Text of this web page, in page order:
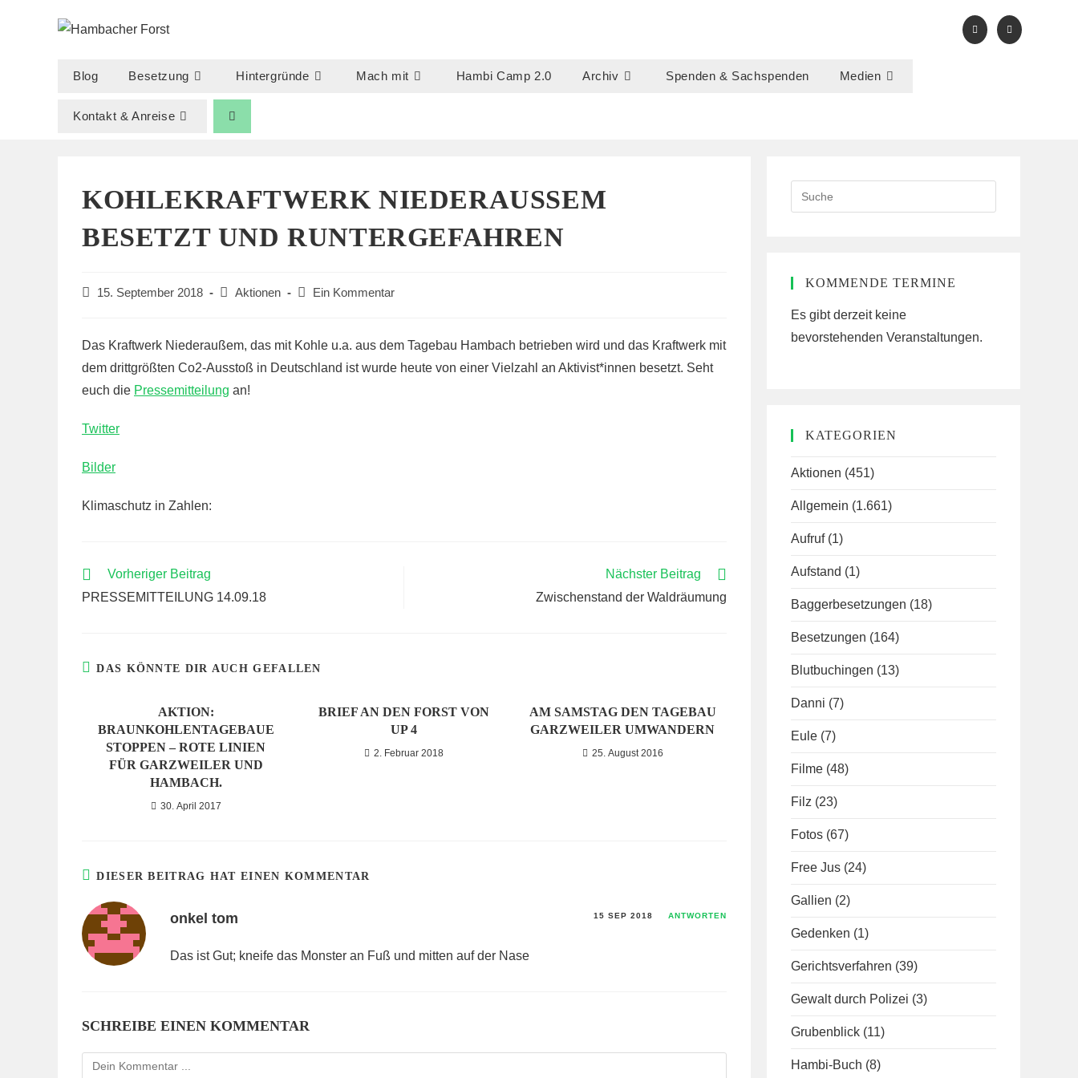
Blog Besetzung Hintergründe Mach mit Hambi Camp 2.0 Archiv Spenden & Sachspenden Medien
Kontakt & Anreise
KOHLEKRAFTWERK NIEDERAUSSEM B
ESETZT UND RUNTERGEFAHREN
Beitrag15. September 2018
Beitrags-
Aktionen
Beitrags-
Ein Kommentar
Das Kraftwerk Niederaußem, das mit Kohle u.a. aus dem Tagebau Hambach betrieben wird und das Kraftwerk mit
dem drittgrößten Co2-Ausstoß in Deutschland ist wurde heute von einer Vielzahl an Aktivist*innen besetzt. Seht
euch die Pressemitteilung an!
Twitter
Bilder
Klimaschutz in Zahlen:
WEITERE
ANSEHEN
Vorheriger Beitrag
PRESSEMITTEILUNG 14.09.18
Nächster Beitrag
Zwischenstand der Waldräumung
DAS KÖNNTE DIR AUCH GEFALLEN
AKTION:
BRAUNKOHLENTAGEBAUE
STOPPEN – ROTE LINIEN
FÜR GARZWEILER UND
HAMBACH.
30. April 2017
BRIEF AN DEN FORST VON
UP 4
2. Februar 2018
AM SAMSTAG DEN TAGEBAU
GARZWEILER UMWANDERN
25. August 2016
DIESER BEITRAG HAT EINEN KOMMENTAR
onkel tom 15 SEP 2018 ANTWORTEN
Das ist Gut; kneife das Monster an Fuß und mitten auf der Nase
SCHREIBE EINEN KOMMENTAR
Kommentieren
this
KOMMENDE TERMINE
Es gibt derzeit keine
bevorstehenden Veranstaltungen.
KATEGORIEN
Aktionen (451)
Allgemein (1.661)
Aufruf (1)
Aufstand (1)
Baggerbesetzungen (18)
Besetzungen (164)
Blutbuchingen (13)
Danni (7)
Eule (7)
Filme (48)
Filz (23)
Fotos (67)
Free Jus (24)
Gallien (2)
Gedenken (1)
Gerichtsverfahren (39)
Gewalt durch Polizei (3)
Grubenblick (11)
Hambi-Buch (8)